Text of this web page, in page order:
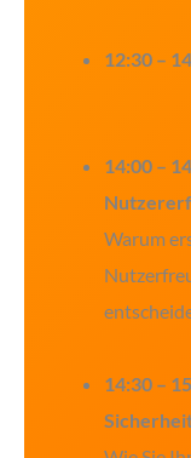
12:30 –
14:00 –
Warum
14:30 –